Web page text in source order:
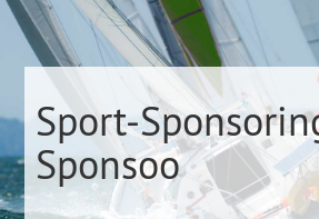
Sport-
Sponsoo